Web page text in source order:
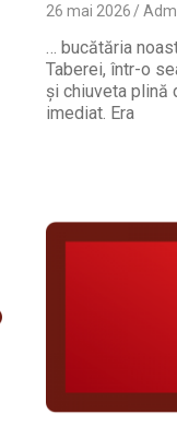
26 mai 2026
… bucătăria
Taberei, într-o
și chiuveta plină
imediat. Era